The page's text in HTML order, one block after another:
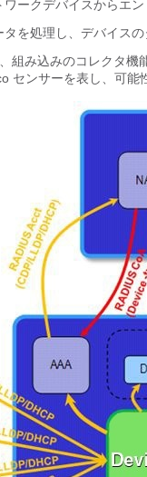
ークデバイスからエ
を処理し、デバイスの
組み込みのコレクタ機
センサーを表し、可能